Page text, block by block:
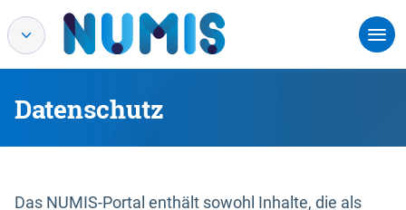
Datenschutz
Das NUMIS-Portal enthält sowohl Inhalte, die als